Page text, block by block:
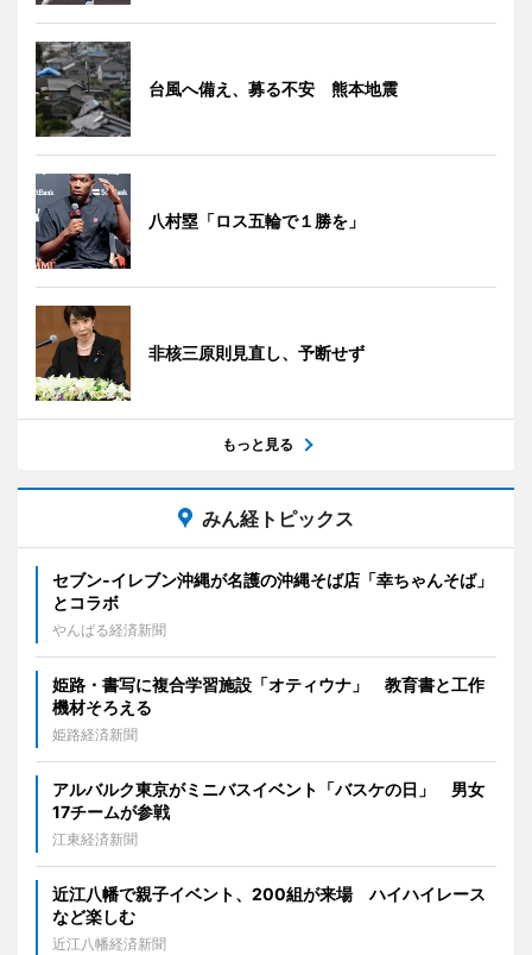
台風へ備え、募る不安 熊本地震
八村塁「ロス五輪で１勝を」
非核三原則見直し、予断せず
もっと見る
みん経トピックス
セブン‐イレブン沖縄が名護の沖縄そば店「幸ちゃんそば」
とコラボ
やんばる経済新聞
姫路・書写に複合学習施設「オティウナ」 教育書と工作
機材そろえる
姫路経済新聞
アルバルク東京がミニバスイベント「バスケの日」 男女
17チームが参戦
江東経済新聞
近江八幡で親子イベント、200組が来場 ハイハイレース
など楽しむ
近江八幡経済新聞